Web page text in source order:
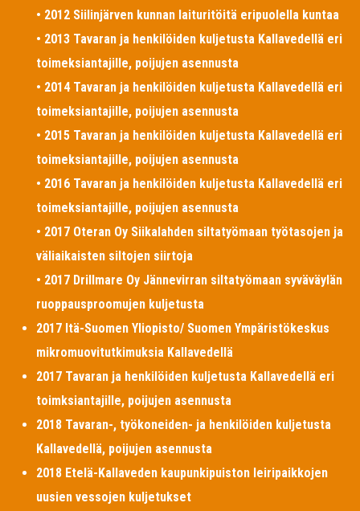
• 2012 Siilinjärven kunnan laituritöitä eripuolella kuntaa
• 2013 Tavaran ja henkilöiden kuljetusta Kallavedellä eri
toimeksiantajille, poijujen asennusta
• 2014 Tavaran ja henkilöiden kuljetusta Kallavedellä eri
toimeksiantajille, poijujen asennusta
• 2015 Tavaran ja henkilöiden kuljetusta Kallavedellä eri
toimeksiantajille, poijujen asennusta
• 2016 Tavaran ja henkilöiden kuljetusta Kallavedellä eri
toimeksiantajille, poijujen asennusta
• 2017 Oteran Oy Siikalahden siltatyömaan työtasojen ja
väliaikaisten siltojen siirtoja
• 2017 Drillmare Oy Jännevirran siltatyömaan syväväylän
ruoppausproomujen kuljetusta
2017 Itä-Suomen Yliopisto/ Suomen Ympäristökeskus
mikromuovitutkimuksia Kallavedellä
2017 Tavaran ja henkilöiden kuljetusta Kallavedellä eri
toimksiantajille, poijujen asennusta
2018 Tavaran-, työkoneiden- ja henkilöiden kuljetusta
Kallavedellä, poijujen asennusta
2018 Etelä-Kallaveden kaupunkipuiston leiripaikkojen
uusien vessojen kuljetukset